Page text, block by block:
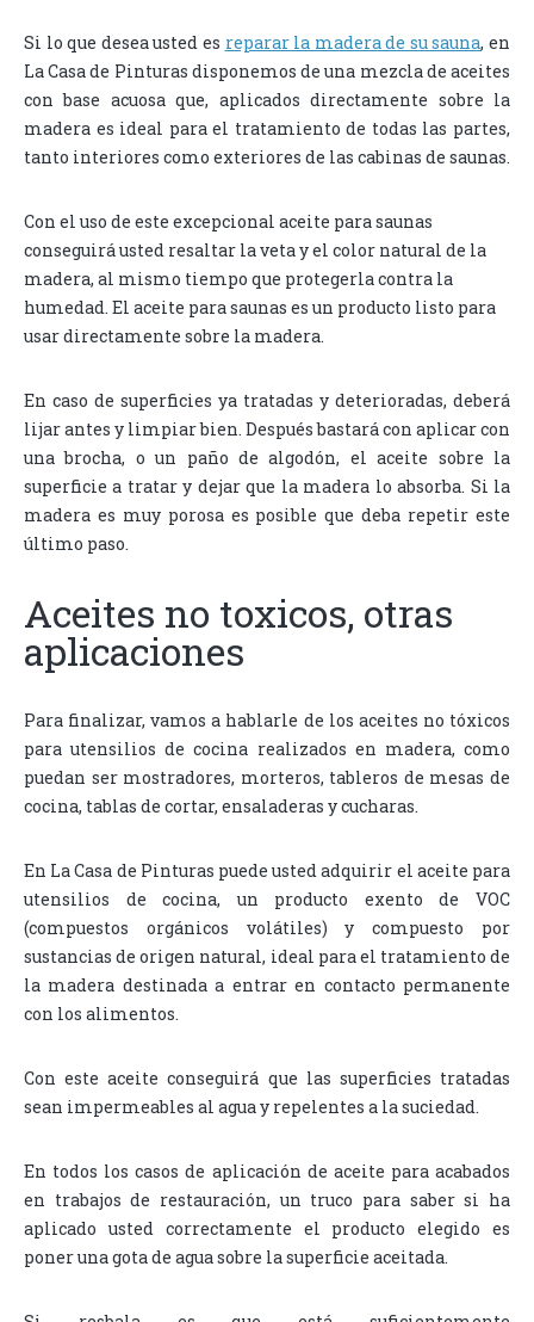
Si lo que desea usted es reparar la madera de su sauna, en
La Casa de Pinturas disponemos de una mezcla de aceites
con base acuosa que, aplicados directamente sobre la
madera es ideal para el tratamiento de todas las partes,
tanto interiores como exteriores de las cabinas de saunas.
Con el uso de este excepcional aceite para saunas
conseguirá usted resaltar la veta y el color natural de la
madera, al mismo tiempo que protegerla contra la
humedad. El aceite para saunas es un producto listo para
usar directamente sobre la madera.
En caso de superficies ya tratadas y deterioradas, deberá
lijar antes y limpiar bien. Después bastará con aplicar con
una brocha, o un paño de algodón, el aceite sobre la
superficie a tratar y dejar que la madera lo absorba. Si la
madera es muy porosa es posible que deba repetir este
último paso.
Aceites no toxicos, otras
aplicaciones
Para finalizar, vamos a hablarle de los aceites no tóxicos
para utensilios de cocina realizados en madera, como
puedan ser mostradores, morteros, tableros de mesas de
cocina, tablas de cortar, ensaladeras y cucharas.
En La Casa de Pinturas puede usted adquirir el aceite para
utensilios de cocina, un producto exento de VOC
(compuestos orgánicos volátiles) y compuesto por
sustancias de origen natural, ideal para el tratamiento de
la madera destinada a entrar en contacto permanente
con los alimentos.
Con este aceite conseguirá que las superficies tratadas
sean impermeables al agua y repelentes a la suciedad.
En todos los casos de aplicación de aceite para acabados
en trabajos de restauración, un truco para saber si ha
aplicado usted correctamente el producto elegido es
poner una gota de agua sobre la superficie aceitada.